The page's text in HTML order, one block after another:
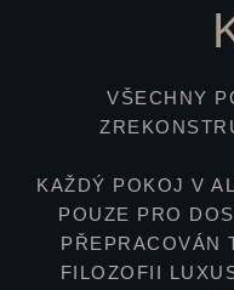
VŠECHNY
KAŽDÝ POKOJ V
POUZE PRO
PŘEPRACOVÁN
FILOZOFII